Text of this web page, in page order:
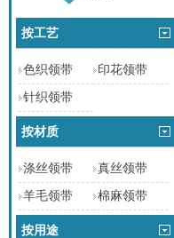
按工艺
色织领带 印花领带
针织领带
按材质
涤丝领带 真丝领带
羊毛领带 棉麻领带
按用途